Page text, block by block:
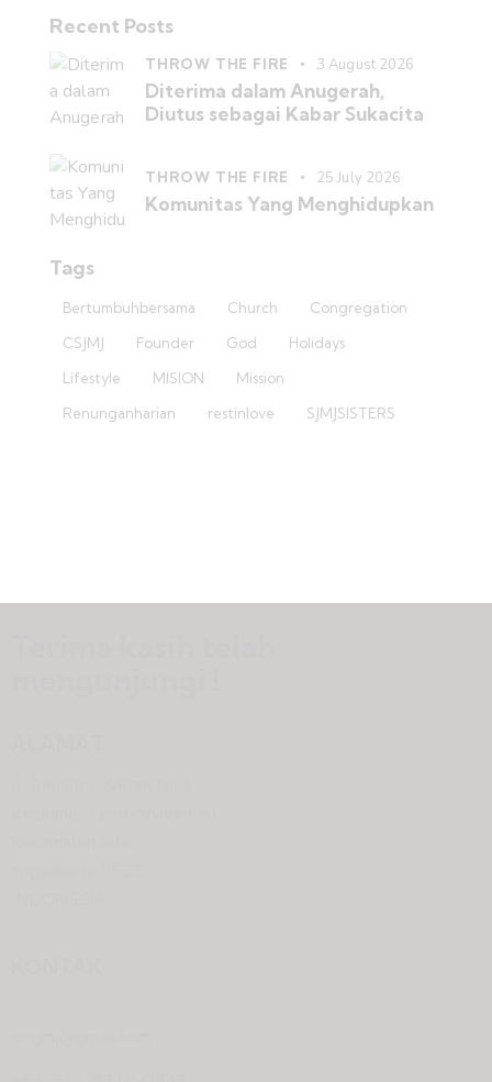
Recent Posts
THROW THE FIRE 3 August 2026
Diterima dalam Anugerah,
Diutus sebagai Kabar Sukacita
THROW THE FIRE 25 July 2026
Komunitas Yang Menghidupkan
Tags
Bertumbuhbersama Church
Congregation
CSJMJ
Founder God
Holidays
Lifestyle
MISION
Mission
Renunganharian
restinlove SJMJSISTERS